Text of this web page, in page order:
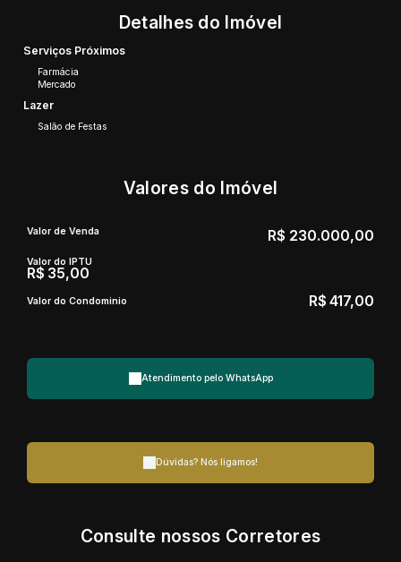
Detalhes do Imóvel
Serviços Próximos
Farmácia
Mercado
Lazer
Salão de Festas
Valores do Imóvel
R$ 230.000,00
Valor de Venda
Valor do IPTU
R$ 35,00
Valor do Condominio R$ 417,00
Atendimento pelo WhatsApp
Dúvidas? Nós ligamos!
Consulte nossos Corretores